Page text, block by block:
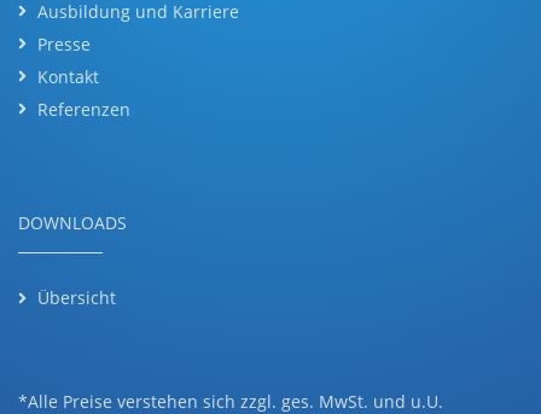
Ausbildung und Karriere
Presse
Kontakt
Referenzen
DOWNLOADS
Übersicht
*Alle Preise verstehen sich zzgl. ges. MwSt. und u.U.